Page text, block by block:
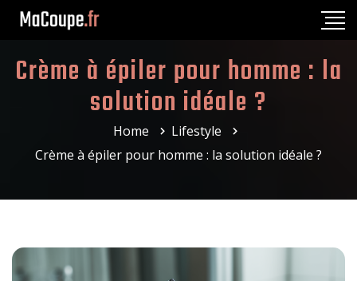
Crème à épiler pour homme : la
solution idéale ?
Home
Lifestyle
Crème à épiler pour homme : la solution idéale ?